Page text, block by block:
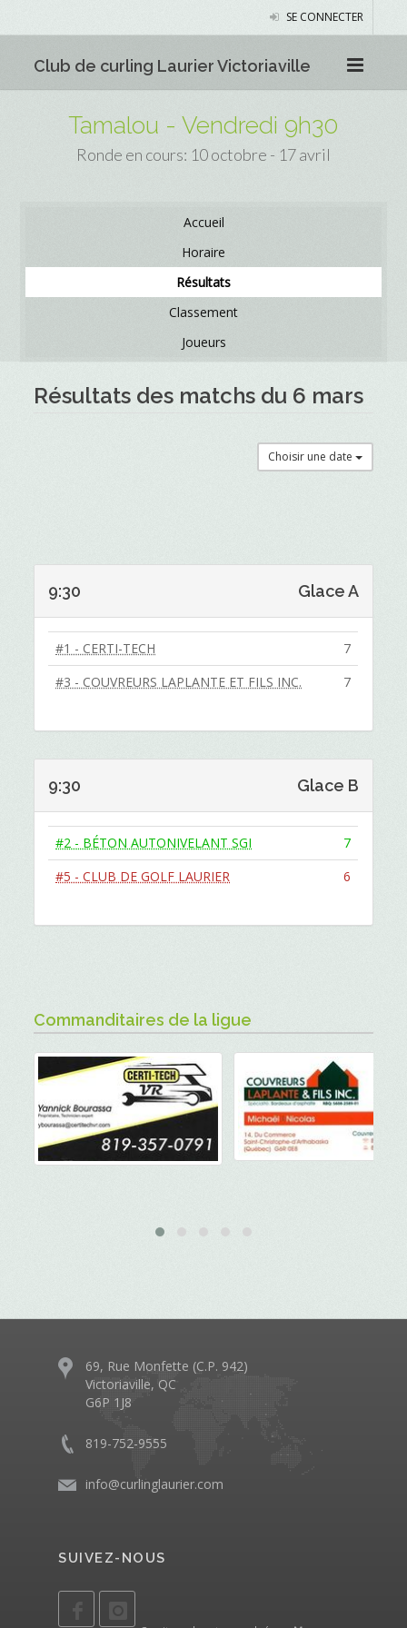
SE CONNECTER
Club de curling Laurier Victoriaville
Tamalou - Vendredi 9h30
Ronde en cours: 10 octobre - 17 avril
Accueil
Horaire
Résultats
Classement
Joueurs
Résultats des matchs du 6 mars
Choisir une date
9:30 Glace A
#1 - CERTI-TECH
7
#3 - COUVREURS LAPLANTE ET FILS INC.
7
9:30 Glace B
#2 - BÉTON AUTONIVELANT SGI
7
#5 - CLUB DE GOLF LAURIER
6
Commanditaires de la ligue
69, Rue Monfette (C.P. 942)
Victoriaville, QC
G6P 1J8
819-752-9555
info@curlinglaurier.com
SUIVEZ-NOUS